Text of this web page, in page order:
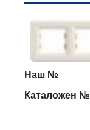
Наш №
Каталожен №